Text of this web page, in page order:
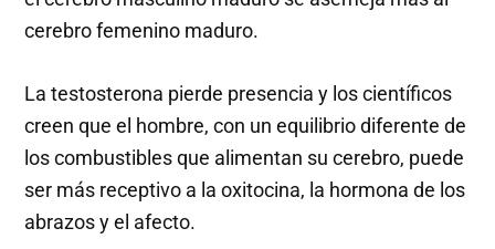
cerebro femenino maduro.
La testosterona pierde presencia y los científicos
creen que el hombre, con un equilibrio diferente de
los combustibles que alimentan su cerebro, puede
ser más receptivo a la oxitocina, la hormona de los
abrazos y el afecto.